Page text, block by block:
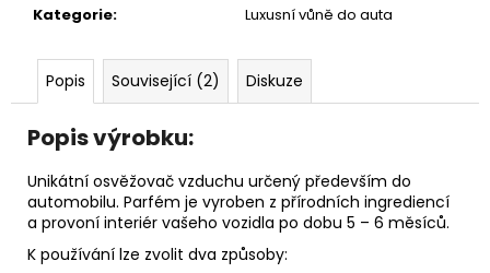
Kategorie: Luxusní vůně do auta
Popis Související (2) Diskuze
Popis výrobku:
Unikátní osvěžovač vzduchu určený především do
automobilu. Parfém je vyroben z přírodních ingrediencí
a provoní interiér vašeho vozidla po dobu 5 – 6 měsíců.
K používání lze zvolit dva způsoby: